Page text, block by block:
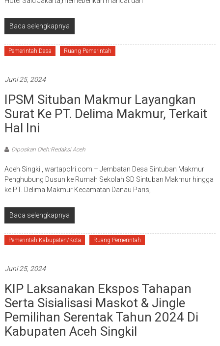
Baca selengkapnya
Pemerintah Desa Ruang Pemerintah
Juni 25, 2024
IPSM Situban Makmur Layangkan
Surat Ke PT. Delima Makmur, Terkait
Hal Ini
Diposkan Oleh:Redaksi Aceh
Aceh Singkil, wartapolri.com – Jembatan Desa Sintuban Makmur
Penghubung Dusun ke Rumah Sekolah SD Sintuban Makmur hingga
ke PT. Delima Makmur Kecamatan Danau Paris,
Baca selengkapnya
Pemerintah Kabupaten/Kota Ruang Pemerintah
Juni 25, 2024
KIP Laksanakan Ekspos Tahapan
Serta Sisialisasi Maskot & Jingle
Pemilihan Serentak Tahun 2024 Di
Kabupaten Aceh Singkil